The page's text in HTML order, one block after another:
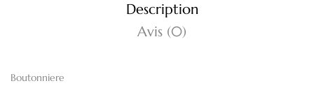
Description
Avis (0)
Boutonniere